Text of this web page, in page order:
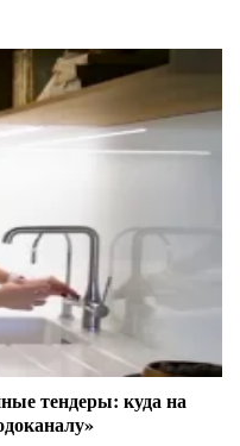
тендеры: куда на